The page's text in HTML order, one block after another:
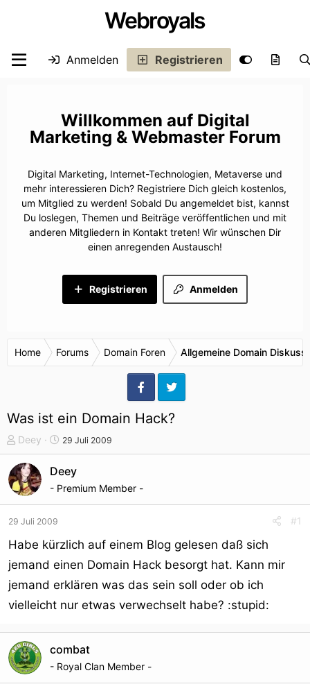
Webroyals
Anmelden Registrieren
Digital
Marketing & Webmaster Forum
Digital Marketing, Internet-Technologien, Metaverse und
mehr interessieren Dich? Registriere Dich gleich kostenlos,
um Mitglied zu werden! Sobald Du angemeldet bist, kannst
Du loslegen, Themen und Beiträge veröffentlichen und mit
anderen Mitgliedern in Kontakt treten! Wir wünschen Dir
einen anregenden Austausch!
Anmelden
Registrieren
Home Forums Domain Foren Allgemeine Domain
Was ist ein Domain Hack?
T
h
e
m
e
s
t
r
t
Deey
S
t
a
r
t
m
29 Juli 2009
Deey
- Premium Member -
29 Juli 2009 #1
Habe kürzlich auf einem Blog gelesen daß sich
jemand einen Domain Hack besorgt hat. Kann mir
jemand erklären was das sein soll oder ob ich
vielleicht nur etwas verwechselt habe? :stupid:
combat
- Royal Clan Member -